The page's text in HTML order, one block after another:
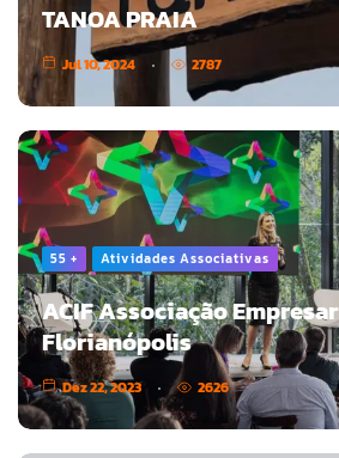
TANOA PRAIA
Jul 10, 2024 2787
55 + Atividades Associativas
ACIF Associação
Florianópolis
Dez 22, 2023 2626